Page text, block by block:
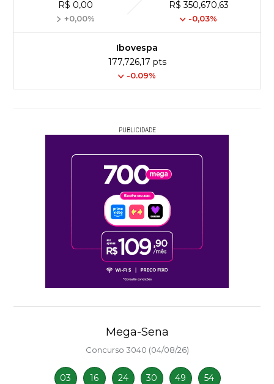
R$ 0,00
+0,00%
R$ 350,670,63
-0,03%
Ibovespa
177,726,17 pts
-0.09%
PUBLICIDADE
Mega-Sena
Concurso 3040 (04/08/26)
03 16 24 30 49 54